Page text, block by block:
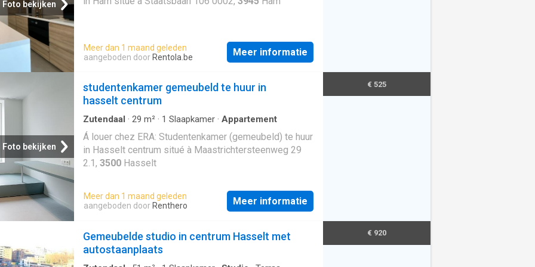
Foto bekijken
Meer dan 1 maand geleden
aangeboden door Rentola.be Meer informatie
Foto bekijken
studentenkamer gemeubeld te huur in
hasselt centrum
Zutendaal · 29 m² · 1 Slaapkamer · Appartement
Á louer chez ERA: Studentenkamer (gemeubeld) te huur
in Hasselt centrum situé à Maastrichtersteenweg 29
2.1, 3500 Hasselt
Meer dan 1 maand geleden
aangeboden door Renthero Meer informatie
€ 525
Gemeubelde studio in centrum Hasselt met
autostaanplaats
€ 920